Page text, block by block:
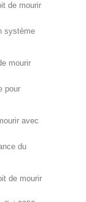
de mourir
système
mourir
pour
avec
du
de mourir